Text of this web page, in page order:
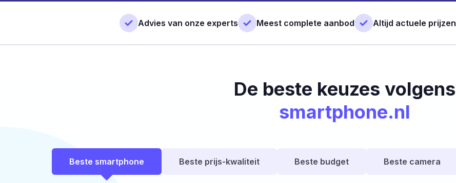
Advies van onze experts Meest complete aanbod Altijd actuele prijzen
De beste keuzes volgens
smartphone.nl
Beste smartphone Beste prijs-kwaliteit Beste budget Beste camera